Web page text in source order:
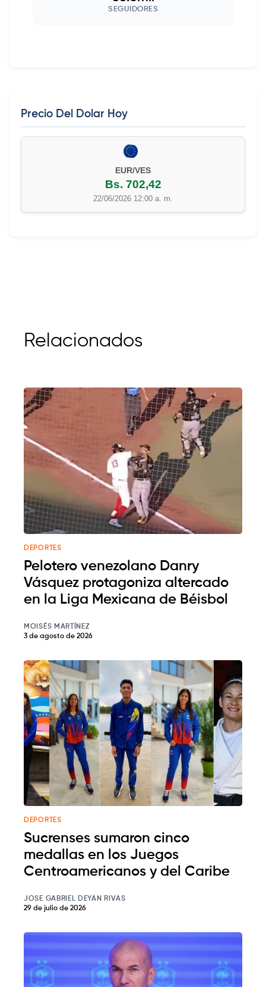
SEGUIDORES
Precio Del Dolar Hoy
EUR/VES
Bs. 702,42
22/06/2026 12:00 a. m.
Relacionados
DEPORTES
Pelotero venezolano Danry
Vásquez protagoniza altercado
en la Liga Mexicana de Béisbol
MOISÉS MARTÍNEZ
3 de agosto de 2026
DEPORTES
Sucrenses sumaron cinco
medallas en los Juegos
Centroamericanos y del Caribe
JOSE GABRIEL DEYAN RIVAS
29 de julio de 2026